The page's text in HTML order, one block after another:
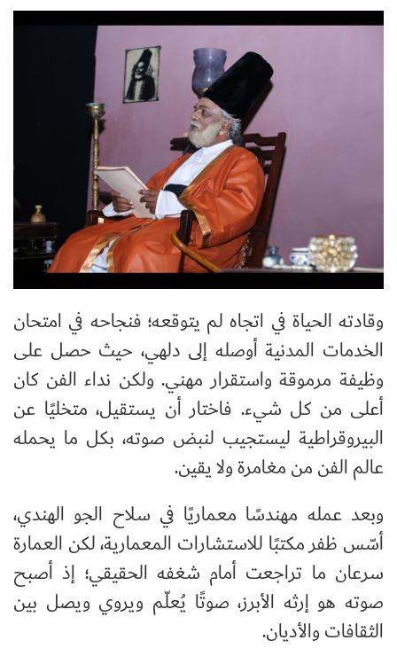
وقادته الحياة في اتجاه لم يتوقعه؛ فنجاحه في امتحان
الخدمات المدنية أوصله إلى دلهي، حيث حصل على
وظيفة مرموقة واستقرار مهني. ولكن نداء الفن كان
أعلى من كل شيء. فاختار أن يستقيل، متخليًا عن
البيروقراطية ليستجيب لنبض صوته، بكل ما يحمله
عالم الفن من مغامرة ولا يقين.
وبعد عمله مهندسًا معماريًا في سلاح الجو الهندي،
أسّس ظفر مكتبًا للاستشارات المعمارية، لكن العمارة
سرعان ما تراجعت أمام شغفه الحقيقي؛ إذ أصبح
صوته هو إرثه الأبرز، صوتًا يُعلّم ويروي ويصل بين
الثقافات والأديان.